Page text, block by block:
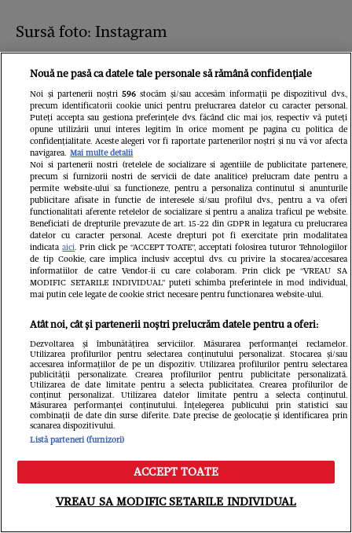
Sursă foto: Instagram
Fii primul care afla toate noutățilemondene
Newsletter
Cel mai nou VIDEO
Meniu Caută
Nouă ne pasă ca datele tale personale să rămână confidențiale
Noi și partenerii noștri 596stocăm și/sau accesăm informații pe dispozitivul dvs.,
precum identificatorii cookie unici pentru prelucrarea datelor cu caracter personal.
Puteți accepta sau gestiona preferințele dvs. făcând clic mai jos, respectiv vă puteți
opune utilizării unui interes legitim în orice moment pe pagina cu politica de
confidențialitate. Aceste alegeri vor fi raportate partenerilor noștri și nu vă vor afecta
navigarea. Mai multe detalii
Noi si partenerii nostri (retelele de socializare si agentiile de publicitate partenere,
precum si furnizorii nostri de servicii de date analitice) prelucram date pentru a
permite website-ului sa functioneze, pentru a personaliza continutul si anunturile
publicitare afisate in functie de interesele si/sau profilul dvs., pentru a va oferi
functionalitati aferente retelelor de socializare si pentru a analiza traficul pe website.
Beneficiati de drepturile prevazute de art. 15-22 din GDPR in legatura cu prelucrarea
datelor cu caracter personal. Aceste drepturi pot fi exercitate prin modalitatea
indicataaici. Prin click pe “ACCEPT TOATE”, acceptati folosirea tuturor Tehnologiilor
de tip Cookie, care implica inclusiv acceptul dvs. cu privire la stocarea/accesarea
informatiilor de catre Vendor-ii cu care colaboram. Prin click pe “VREAU SA
MODIFIC SETARILE INDIVIDUAL” puteti schimba preferintele in mod individual,
mai putin cele legate de cookie strict necesare pentru functionarea website-ului.
Atât noi, cât și partenerii noștri prelucrăm datele pentru a oferi:
Dezvoltarea și îmbunătățirea serviciilor. Măsurarea performanței reclamelor.
Utilizarea profilurilor pentru selectarea conținutului personalizat. Stocarea și/sau
accesarea informațiilor de pe un dispozitiv. Utilizarea profilurilor pentru selectarea
publicității personalizate. Crearea profilurilor pentru publicitate personalizată.
Utilizarea de date limitate pentru a selecta publicitatea. Crearea profilurilor de
conținut personalizat. Utilizarea datelor limitate pentru a selecta conținutul.
Măsurarea performanței conținutului. Înțelegerea publicului prin statistici sau
combinații de date din surse diferite. Date precise de geolocație și identificarea prin
scanarea dispozitivului.
Listă parteneri (furnizori)
ACCEPT TOATE
VREAU SA MODIFIC SETARILE INDIVIDUAL